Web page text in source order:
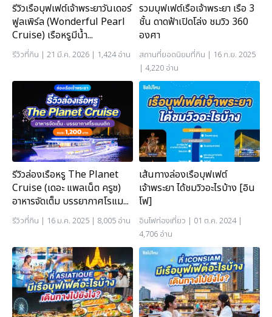
รีวิวเรือบุฟเฟต์เจ้าพระยาวันเดอร์
ฟูลเพิร์ล (Wonderful Pearl
Cruise) เรือหรูมีน้ำ...
รีวิวที่กิน | 21 มี.ค. 2026 | 1,424 อ่าน
รวมบุฟเฟต์เรือเจ้าพระยา เรือ 3
ชั้น ดาดฟ้าเปิดโล่ง ชมวิว 360
องศา
สถานที่ยอดนิยมที่กิน | 16 ก.ย. 2025
| 4,220 อ่าน
รีวิวล่องเรือหรู The Planet
Cruise (เดอะ แพลเน็ต ครูซ)
อาหารจัดเต็ม บรรยากาศโรแม...
รีวิวที่กิน | 16 ม.ค. 2025 | 8,005 อ่าน
เส้นทางล่องเรือบุฟเฟต์
เจ้าพระยา ได้ชมวิวอะไรบ้าง [อิน
โฟ]
อินโฟท่องเที่ยว | 01 ต.ค. 2024 |
4,706 อ่าน